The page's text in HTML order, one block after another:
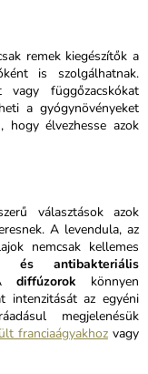
remek kiegészítők a
is szolgálhatnak.
vagy függőzacskókat
a gyógynövényeket
hogy élvezhesse azok
választások azok
A levendula, az
nemcsak kellemes
és antibakteriális
Adiffúzorok könnyen
intenzitását az egyéni
megjelenésük
franciaágyakhozvagy